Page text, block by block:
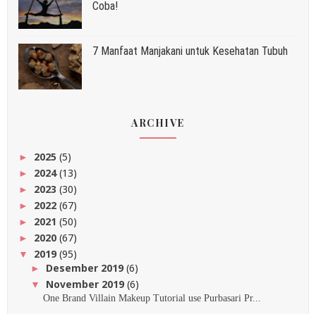
Coba!
7 Manfaat Manjakani untuk Kesehatan Tubuh
ARCHIVE
► 2025 (5)
► 2024(13)
► 2023 (30)
► 2022 (67)
► 2021 (50)
► 2020 (67)
▼ 2019(95)
► Desember 2019(6)
▼ November 2019(6)
One Brand Villain Makeup Tutorial use Purbasari Pr...